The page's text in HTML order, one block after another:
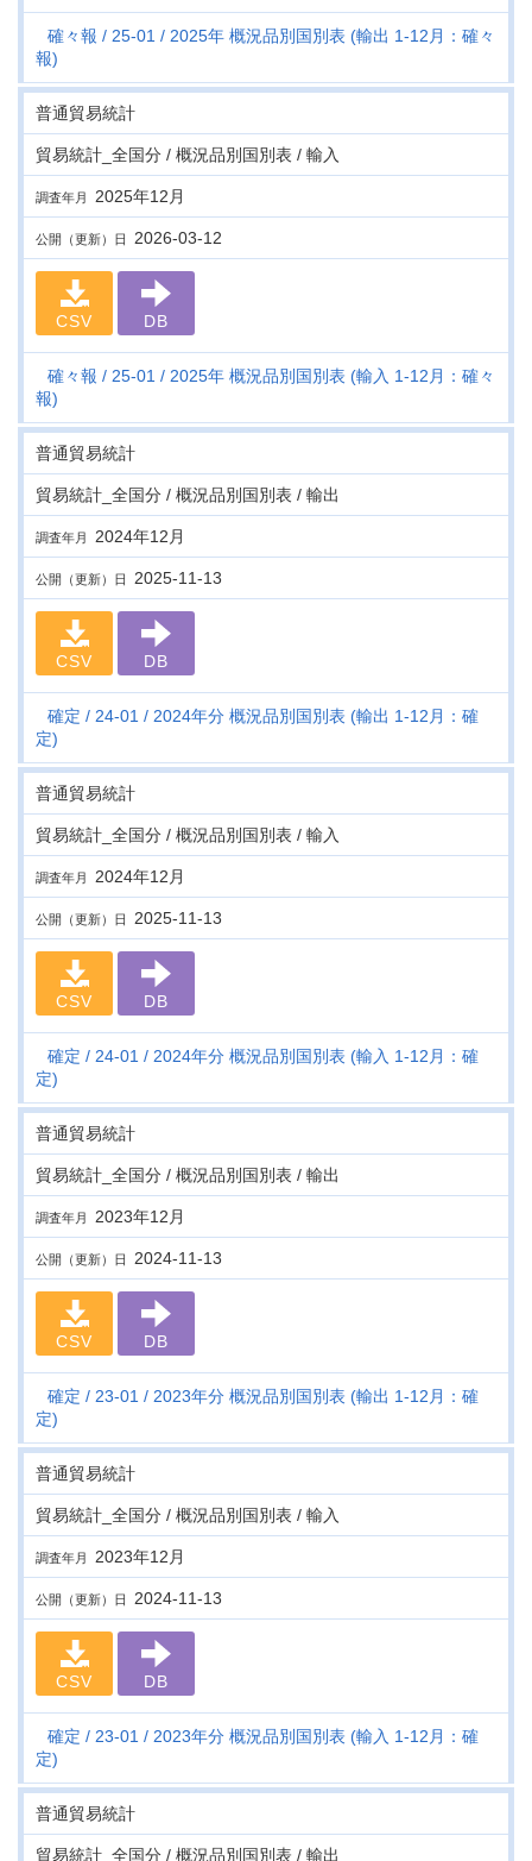
確々報 25-01
2025年 概況品別国別表 (輸出 1-12月：確々
報)
普通貿易統計
貿易統計_全国分 / 概況品別国別表 / 輸入
調査年月 2025年12月
公開（更新）日 2026-03-12
CSV DB
確々報 25-01
2025年 概況品別国別表 (輸入 1-12月：確々
報)
普通貿易統計
貿易統計_全国分 / 概況品別国別表 / 輸出
調査年月 2024年12月
公開（更新）日 2025-11-13
CSV DB
確定 24-01
2024年分 概況品別国別表 (輸出 1-12月：確
定)
普通貿易統計
貿易統計_全国分 / 概況品別国別表 / 輸入
調査年月 2024年12月
公開（更新）日 2025-11-13
CSV DB
確定 24-01
2024年分 概況品別国別表 (輸入 1-12月：確
定)
普通貿易統計
貿易統計_全国分 / 概況品別国別表 / 輸出
調査年月 2023年12月
公開（更新）日 2024-11-13
CSV DB
確定 23-01
2023年分 概況品別国別表 (輸出 1-12月：確
定)
普通貿易統計
貿易統計_全国分 / 概況品別国別表 / 輸入
調査年月 2023年12月
公開（更新）日 2024-11-13
CSV DB
確定 23-01
2023年分 概況品別国別表 (輸入 1-12月：確
定)
普通貿易統計
貿易統計_全国分 / 概況品別国別表 / 輸出